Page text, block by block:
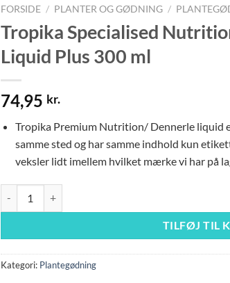
FORSIDE / PLANTER OG GØDNING /
Tropika Specialised
Liquid Plus 300 ml
74,95 kr.
Tropika Premium Nutrition/ Dennerle liquid
samme sted og har samme indhold kun
veksler lidt imellem hvilket mærke vi har på
TILFØJ TIL
Kategori: Plantegødning